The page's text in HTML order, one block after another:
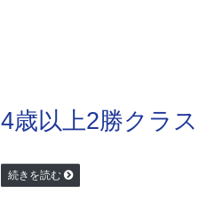
4歳以上2勝クラス
続きを読む